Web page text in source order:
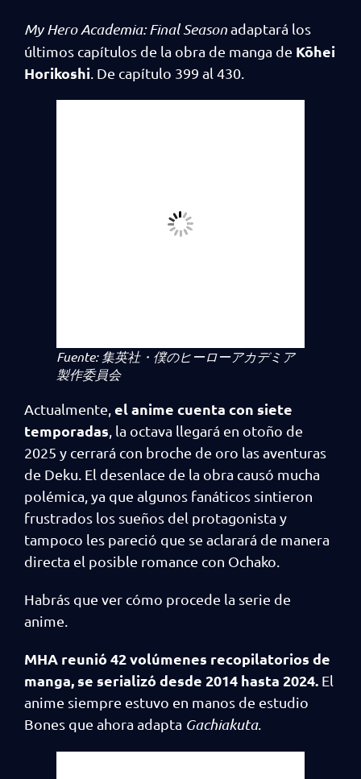
My Hero Academia: Final Seasonadaptará los
últimos capítulos de la obra de manga de Kōhei
Horikoshi . De capítulo 399 al 430.
Fuente: 集英社・僕のヒーローアカデミア
製作委員会
Actualmente, el anime cuenta con siete
temporadas , la octava llegará en otoño de
2025 y cerrará con broche de oro las aventuras
de Deku. El desenlace de la obra causó mucha
polémica, ya que algunos fanáticos sintieron
frustrados los sueños del protagonista y
tampoco les pareció que se aclarará de manera
directa el posible romance con Ochako.
Habrás que ver cómo procede la serie de
anime.
MHA reunió 42 volúmenes recopilatorios de
manga, se serializó desde 2014 hasta 2024. El
anime siempre estuvo en manos de estudio
Bones que ahora adapta Gachiakuta.